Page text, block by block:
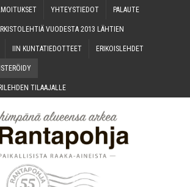
YHTEYS­TIE­DOT PALAU­TE
VUO­DES­TA 2013 LÄHTIEN
IIN KUN­TA­TIE­DOT­TEET ERI­KOIS­LEH­DET
TILAAJALLE